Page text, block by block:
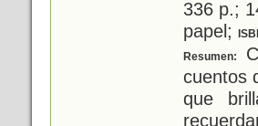
336 p.;
papel;
Resumen:
cuentos
que